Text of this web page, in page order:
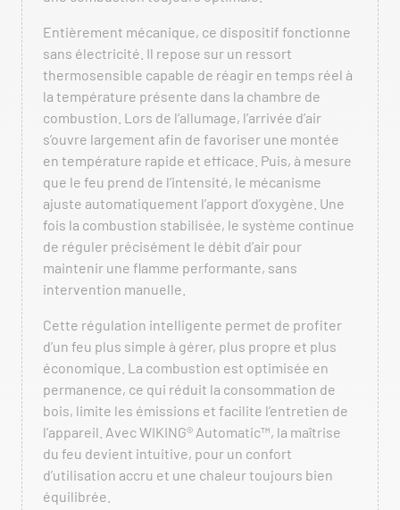
Entièrement mécanique, ce dispositif fonctionne
sans électricité. Il repose sur un ressort
thermosensible capable de réagir en temps réel à
la température présente dans la chambre de
combustion. Lors de l’allumage, l’arrivée d’air
s’ouvre largement afin de favoriser une montée
en température rapide et efficace. Puis, à mesure
que le feu prend de l’intensité, le mécanisme
ajuste automatiquement l’apport d’oxygène. Une
fois la combustion stabilisée, le système continue
de réguler précisément le débit d’air pour
maintenir une flamme performante, sans
intervention manuelle.
Cette régulation intelligente permet de profiter
d’un feu plus simple à gérer, plus propre et plus
économique. La combustion est optimisée en
permanence, ce qui réduit la consommation de
bois, limite les émissions et facilite l’entretien de
l’appareil. Avec WIKING® Automatic™, la maîtrise
du feu devient intuitive, pour un confort
d’utilisation accru et une chaleur toujours bien
équilibrée.